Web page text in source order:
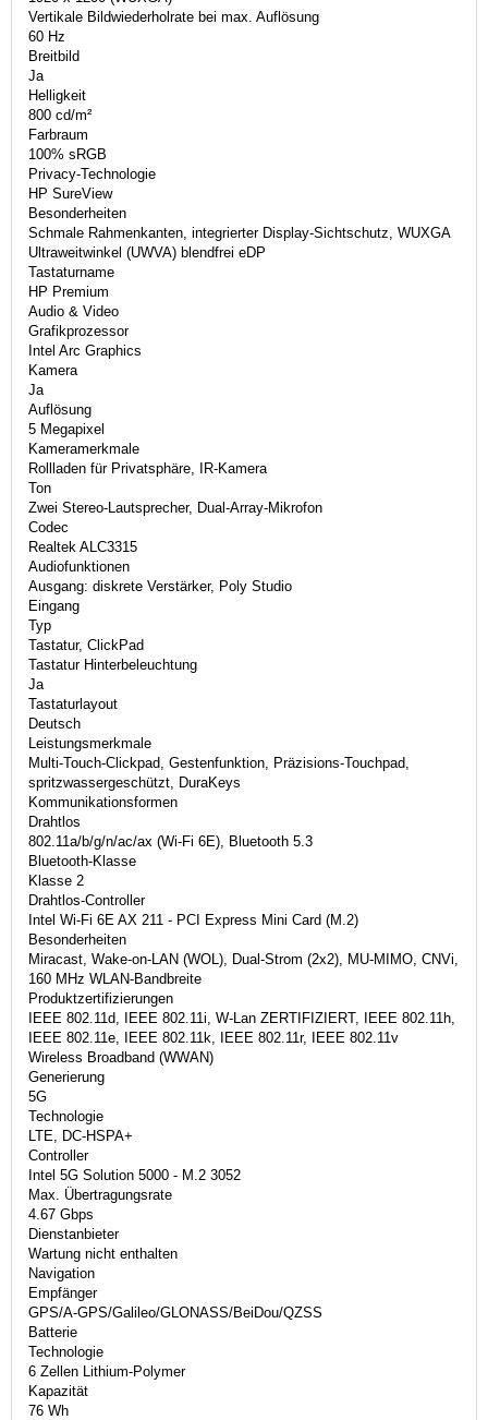
Vertikale Bildwiederholrate bei max. Auflösung
60 Hz
Breitbild
Ja
Helligkeit
800 cd/m²
Farbraum
100% sRGB
Privacy-Technologie
HP SureView
Besonderheiten
Schmale Rahmenkanten, integrierter Display-Sichtschutz, WUXGA
Ultraweitwinkel (UWVA) blendfrei eDP
Tastaturname
HP Premium
Audio & Video
Grafikprozessor
Intel Arc Graphics
Kamera
Ja
Auflösung
5 Megapixel
Kameramerkmale
Rollladen für Privatsphäre, IR-Kamera
Ton
Zwei Stereo-Lautsprecher, Dual-Array-Mikrofon
Codec
Realtek ALC3315
Audiofunktionen
Ausgang: diskrete Verstärker, Poly Studio
Eingang
Typ
Tastatur, ClickPad
Tastatur Hinterbeleuchtung
Ja
Tastaturlayout
Deutsch
Leistungsmerkmale
Multi-Touch-Clickpad, Gestenfunktion, Präzisions-Touchpad,
spritzwassergeschützt, DuraKeys
Kommunikationsformen
Drahtlos
802.11a/b/g/n/ac/ax (Wi-Fi 6E), Bluetooth 5.3
Bluetooth-Klasse
Klasse 2
Drahtlos-Controller
Intel Wi-Fi 6E AX 211 - PCI Express Mini Card (M.2)
Besonderheiten
Miracast, Wake-on-LAN (WOL), Dual-Strom (2x2), MU-MIMO, CNVi,
160 MHz WLAN-Bandbreite
Produktzertifizierungen
IEEE 802.11d, IEEE 802.11i, W-Lan ZERTIFIZIERT, IEEE 802.11h,
IEEE 802.11e, IEEE 802.11k, IEEE 802.11r, IEEE 802.11v
Wireless Broadband (WWAN)
Generierung
5G
Technologie
LTE, DC-HSPA+
Controller
Intel 5G Solution 5000 - M.2 3052
Max. Übertragungsrate
4.67 Gbps
Dienstanbieter
Wartung nicht enthalten
Navigation
Empfänger
GPS/A-GPS/Galileo/GLONASS/BeiDou/QZSS
Batterie
Technologie
6 Zellen Lithium-Polymer
Kapazität
76 Wh